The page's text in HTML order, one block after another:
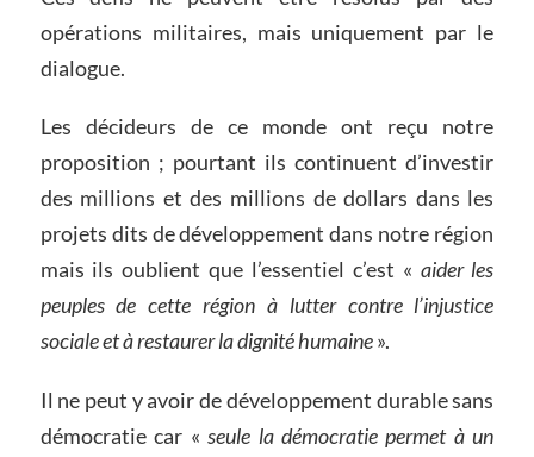
opérations militaires, mais uniquement par le
dialogue.
Les décideurs de ce monde ont reçu notre
proposition ; pourtant ils continuent d’investir
des millions et des millions de dollars dans les
projets dits de développement dans notre région
mais ils oublient que l’essentiel c’est « aider les
peuples de cette région à lutter contre l’injustice
sociale et à restaurer la dignité humaine».
Il ne peut y avoir de développement durable sans
démocratie car «seule la démocratie permet à un